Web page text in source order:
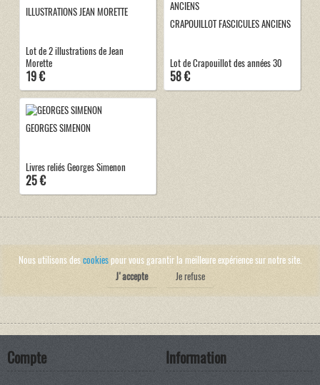
ILLUSTRATIONS JEAN MORETTE
Lot de 2 illustrations de Jean
Morette
19 €
CRAPOUILLOT FASCICULES ANCIENS
Lot de Crapouillot des années 30
58 €
GEORGES SIMENON
Livres reliés Georges Simenon
25 €
Nous utilisons descookiespour vous garantir la meilleure expérience sur notre site.
J'accepte
Je refuse
Compte Information